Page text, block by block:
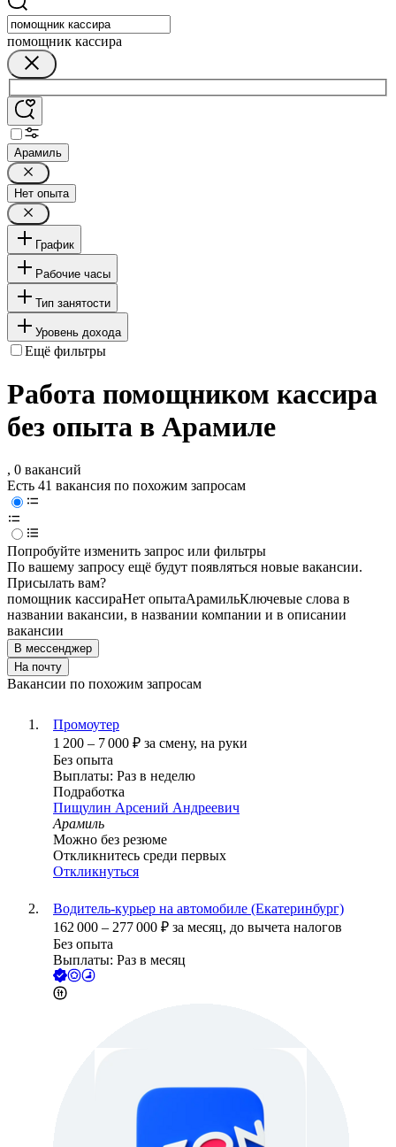
помощник кассира
Арамиль
Нет опыта
График
Рабочие часы
Тип занятости
Уровень дохода
Ещё фильтры
Работа помощником кассира
без опыта в Арамиле
, 0 вакансий
Есть 41 вакансия по похожим запросам
Попробуйте изменить запрос или фильтры
По вашему запросу ещё будут появляться новые вакансии.
Присылать вам?
помощник кассираНет опытаАрамильКлючевые слова в
названии вакансии, в названии компании и в описании
вакансии
В мессенджер
На почту
Вакансии по похожим запросам
Промоутер
1 200 – 7 000 ₽ за смену, на руки
Без опыта
Выплаты: Раз в неделю
Подработка
Пищулин Арсений Андреевич
Арамиль
Можно без резюме
Откликнитесь среди первых
Откликнуться
Водитель-курьер на автомобиле (Екатеринбург)
162 000 – 277 000 ₽ за месяц, до вычета налогов
Без опыта
Выплаты: Раз в месяц